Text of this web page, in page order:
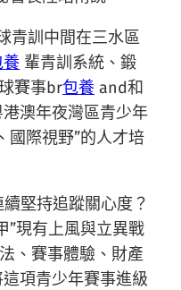
青訓中間在三水區
養 輩青訓系統、鍛
賽事br包養 and和
澳年夜灣區青少年
國際視野”的人才培
堅持追蹤關心度？
”現有上風與立異戰
、賽事體驗、財產
項青少年賽事進級